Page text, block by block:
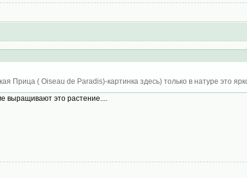
Прица ( Oiseau de Paradis)-картинка здесь) только в натуре это
выращивают это растение....